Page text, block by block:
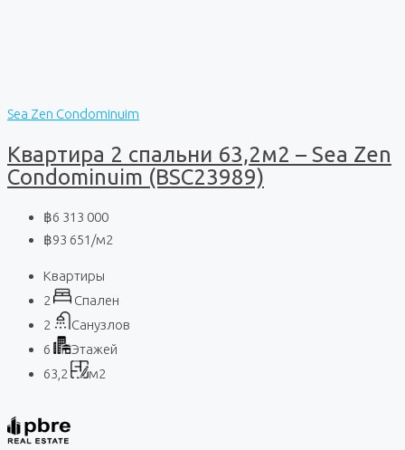
Sea Zen Condominuim
Квартира 2 спальни 63,2м2 – Sea Zen
Condominuim (BSC23989)
฿6 313 000
฿93 651 /м2
Квартиры
2
Спален
2
Санузлов
6
Этажей
63,2
м2